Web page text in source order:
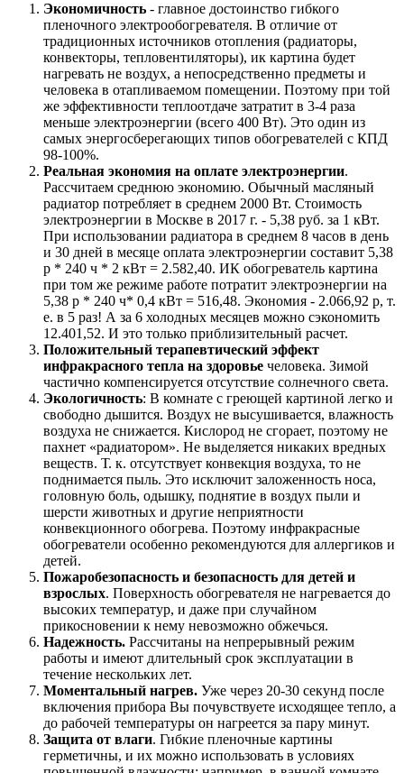
Экономичность - главное достоинство гибкого
пленочного электрообогревателя. В отличие от
традиционных источников отопления (радиаторы,
конвекторы, тепловентиляторы), ик картина будет
нагревать не воздух, а непосредственно предметы и
человека в отапливаемом помещении. Поэтому при той
же эффективности теплоотдаче затратит в 3-4 раза
меньше электроэнергии (всего 400 Вт). Это один из
самых энергосберегающих типов обогревателей с КПД
98-100%.
Реальная экономия на оплате электроэнергии.
Рассчитаем среднюю экономию. Обычный масляный
радиатор потребляет в среднем 2000 Вт. Стоимость
электроэнергии в Москве в 2017 г. - 5,38 руб. за 1 кВт.
При использовании радиатора в среднем 8 часов в день
и 30 дней в месяце оплата электроэнергии составит 5,38
р * 240 ч * 2 кВт = 2.582,40. ИК обогреватель картина
при том же режиме работе потратит электроэнергии на
5,38 р * 240 ч* 0,4 кВт = 516,48. Экономия - 2.066,92 р, т.
е. в 5 раз! А за 6 холодных месяцев можно сэкономить
12.401,52. И это только приблизительный расчет.
Положительный терапевтический эффект
инфракрасного тепла на здоровье человека. Зимой
частично компенсируется отсутствие солнечного света.
Экологичность: В комнате с греющей картиной легко и
свободно дышится. Воздух не высушивается, влажность
воздуха не снижается. Кислород не сгорает, поэтому не
пахнет «радиатором». Не выделяется никаких вредных
веществ. Т. к. отсутствует конвекция воздуха, то не
поднимается пыль. Это исключит заложенность носа,
головную боль, одышку, поднятие в воздух пыли и
шерсти животных и другие неприятности
конвекционного обогрева. Поэтому инфракрасные
обогреватели особенно рекомендуются для аллергиков и
детей.
Пожаробезопасность и безопасность для детей и
взрослых. Поверхность обогревателя не нагревается до
высоких температур, и даже при случайном
прикосновении к нему невозможно обжечься.
Надежность. Рассчитаны на непрерывный режим
работы и имеют длительный срок эксплуатации в
течение нескольких лет.
Моментальный нагрев. Уже через 20-30 секунд после
включения прибора Вы почувствуете исходящее тепло, а
до рабочей температуры он нагреется за пару минут.
Защита от влаги. Гибкие пленочные картины
герметичны, и их можно использовать в условиях